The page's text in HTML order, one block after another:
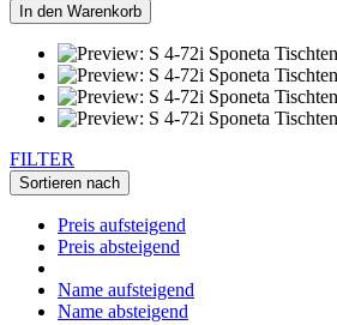
In den Warenkorb
FILTER
Sortieren nach
Preis aufsteigend
Preis absteigend
Name aufsteigend
Name absteigend